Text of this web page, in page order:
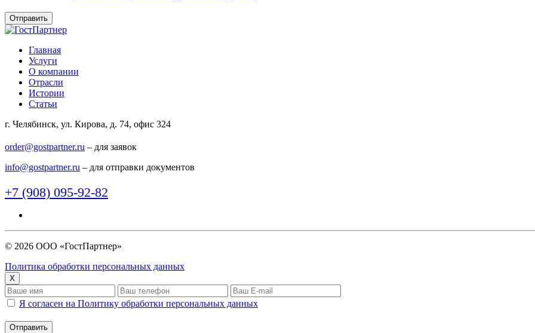
Главная
Услуги
О компании
Отрасли
Истории
Статьи
г. Челябинск, ул. Кирова, д. 74, офис 324
order@gostpartner.ru – для заявок
info@gostpartner.ru – для отправки документов
+7 (908) 095-92-82
© 2026 ООО «ГостПартнер»
Политика обработки персональных данных
X
Я согласен на Политику обработки персональных данных